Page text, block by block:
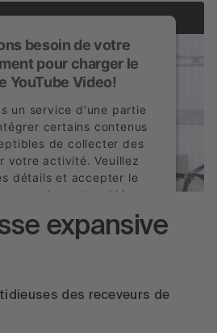
besoin de votre
pour charger le
YouTube Video!
un service d'une partie
certains contenus
de collecter des
votre activité. Veuillez
détails et accepter le
regarder cette vidéo.
savoir plus
Usercentrics Consent
expansive
des receveurs de